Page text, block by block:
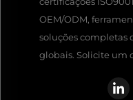
OEM/ODM,
soluções completas
globais. Solicite um